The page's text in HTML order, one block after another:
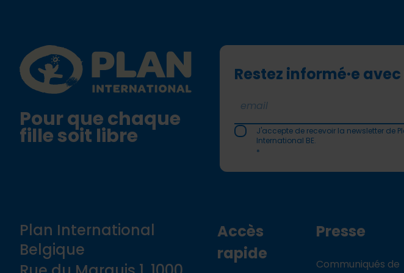
Plan International logo
Pour que chaque
fille soit libre
Restez informé·e
J'accepte de recevoir la newsletter de
International BE.
*
Plan International
Belgique
Accès
rapide
Presse
Communiqués de